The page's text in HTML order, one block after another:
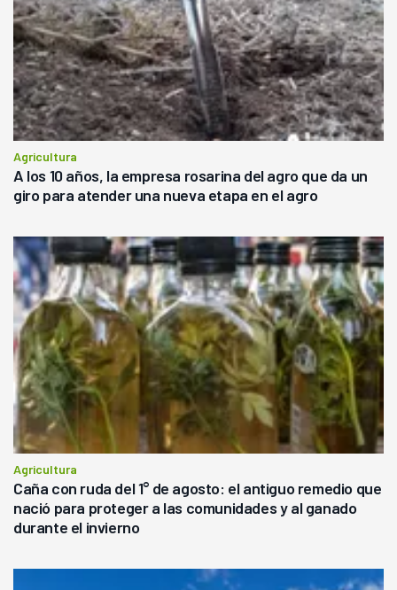
Agricultura
A los 10 años, la empresa rosarina del agro que da un
giro para atender una nueva etapa en el agro
Agricultura
Caña con ruda del 1° de agosto: el antiguo remedio que
nació para proteger a las comunidades y al ganado
durante el invierno